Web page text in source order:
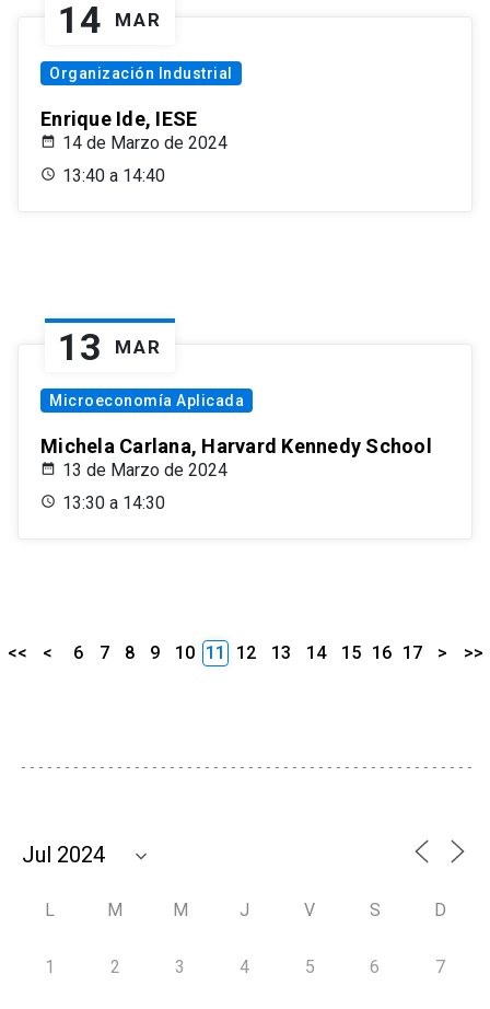
14 MAR
Organización Industrial
Enrique Ide, IESE
14 de Marzo de 2024
13:40 a 14:40
13 MAR
Microeconomía Aplicada
Michela Carlana, Harvard Kennedy School
13 de Marzo de 2024
13:30 a 14:30
<< < 6 7 8 9 10 11 12 13 14 15 16 17 > >>
L M M J V S D
1 2 3 4 5 6 7